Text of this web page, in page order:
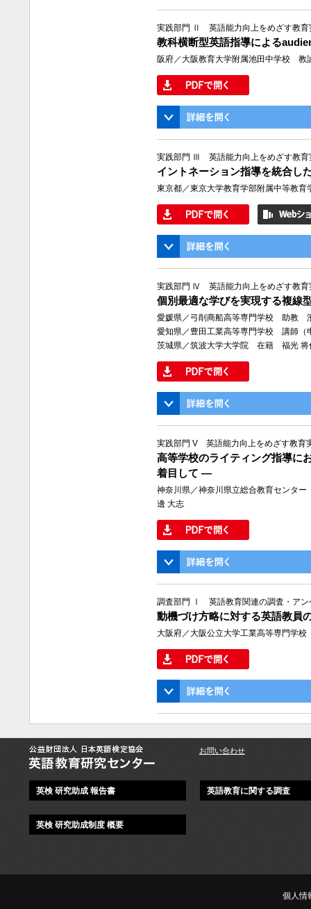
実践部門 Ⅱ 英語能力向上をめざす教育
教科横断型英語指導による
阪府／大阪教育大学附属池田中学校
実践部門 Ⅲ 英語能力向上をめざす教育
イントネーション指導を統合し
東京都／東京大学教育学部附属中等教
実践部門 Ⅳ 英語能力向上をめざす教育
個別最適な学びを実現する複線
愛媛県／弓削商船高等専門学校 助教
愛知県／豊田工業高等専門学校 講師
茨城県／筑波大学大学院 在籍 福光 将
実践部門 V 英語能力向上をめざす教育
高等学校のライティング指導に
着目して ―
神奈川県／神奈川県立総合教育センタ
邊 大志
調査部門 Ⅰ 英語教育関連の調査・アン
動機づけ方略に対する英語教員
大阪府／大阪公立大学工業高等専門
お問い合わせ
英検 研究助成 報告書
英検 研究助成制度 概要
英語教育に関する調査
個人情